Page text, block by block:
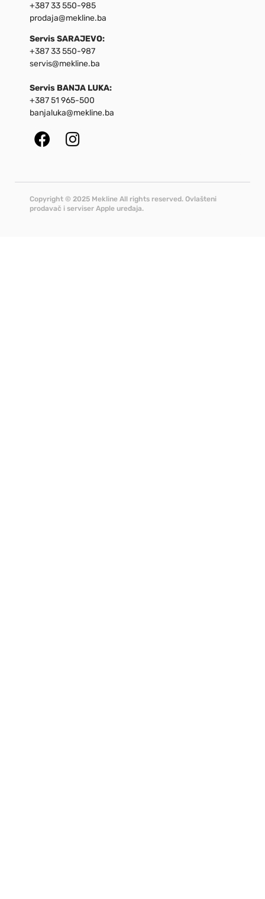
+387 33 550-985
prodaja@mekline.ba
Servis SARAJEVO:
+387 33 550-987
servis@mekline.ba
Servis BANJA LUKA:
+387 51 965-500
banjaluka@mekline.ba
Copyright © 2025 Mekline All rights reserved. Ovlašteni
prodavač i serviser Apple uređaja.